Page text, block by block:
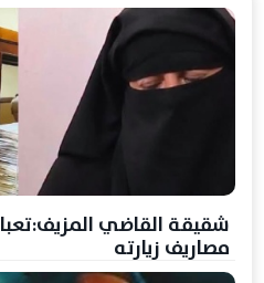
شقيقة القاضي
مصاريف زيارته